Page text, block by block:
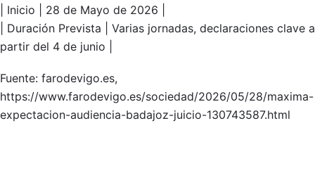
| Inicio | 28 de Mayo de 2026 |
| Duración Prevista | Varias jornadas, declaraciones clave a
partir del 4 de junio |
Fuente: farodevigo.es,
https://www.farodevigo.es/sociedad/2026/05/28/maxima-
expectacion-audiencia-badajoz-juicio-130743587.html